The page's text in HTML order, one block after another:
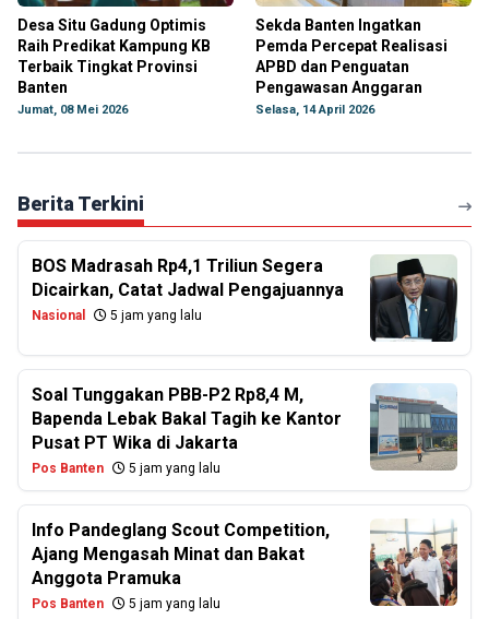
Desa Situ Gadung Optimis
Raih Predikat Kampung KB
Terbaik Tingkat Provinsi
Banten
Jumat, 08 Mei 2026
Sekda Banten Ingatkan
Pemda Percepat Realisasi
APBD dan Penguatan
Pengawasan Anggaran
Selasa, 14 April 2026
Berita Terkini
BOS Madrasah Rp4,1 Triliun Segera
Dicairkan, Catat Jadwal Pengajuannya
Nasional 5 jam yang lalu
Soal Tunggakan PBB-P2 Rp8,4 M,
Bapenda Lebak Bakal Tagih ke Kantor
Pusat PT Wika di Jakarta
Pos Banten 5 jam yang lalu
Info Pandeglang Scout Competition,
Ajang Mengasah Minat dan Bakat
Anggota Pramuka
Pos Banten 5 jam yang lalu